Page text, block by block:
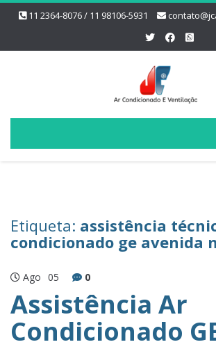
11 2364-8076 / 11 98106-5931
Etiqueta: assistência
condicionado ge avenida
Ago 05 0
Assistência Ar
Condicionado